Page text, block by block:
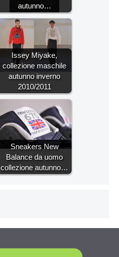
autunno…
Issey Miyake,
collezione maschile
autunno inverno
2010/2011
Sneakers New
Balance da uomo
collezione autunno…